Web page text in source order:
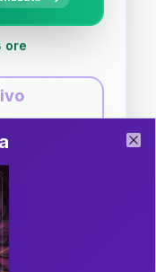
ore
alla newsletter